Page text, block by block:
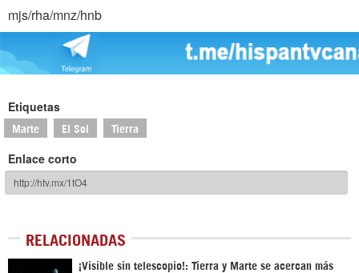
mjs/rha/mnz/hnb
Etiquetas
Marte El Sol Tierra
Enlace corto
RELACIONADAS
¡Visible sin telescopio!: Tierra y Marte se acercan más